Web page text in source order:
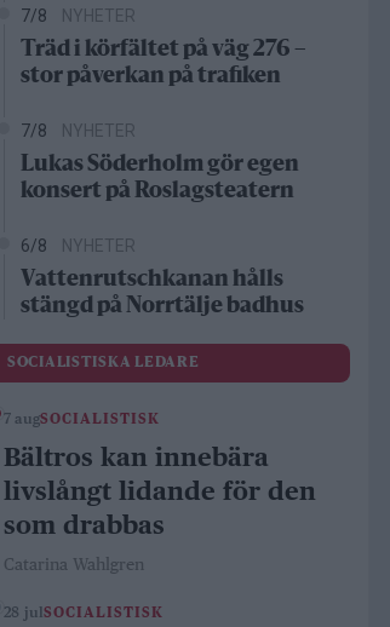
7/8 NYHETER
Träd i körfältet på väg 276 –
stor påverkan på trafiken
7/8 NYHETER
Lukas Söderholm gör egen
konsert på Roslagsteatern
6/8 NYHETER
Vattenrutschkanan hålls
stängd på Norrtälje badhus
SOCIALISTISKA LEDARE
7 augSOCIALISTISK
Bältros kan innebära
livslångt lidande för den
som drabbas
Catarina Wahlgren
28 julSOCIALISTISK